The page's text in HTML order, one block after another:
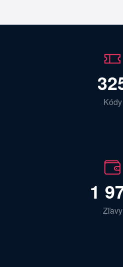
Kódy
1
Zľavy